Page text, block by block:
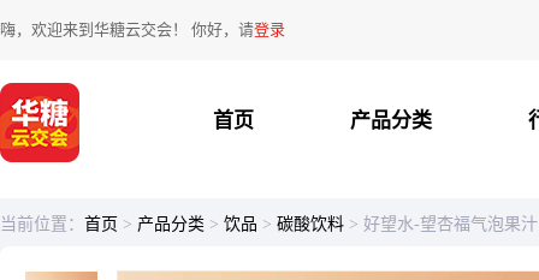
嗨，欢迎来到华糖云交会！ 你好，请登录
首页 产品分类
当前位置： 首页 > 产品分类 > 饮品 > 碳酸饮料 > 好望水-望杏福气泡果汁